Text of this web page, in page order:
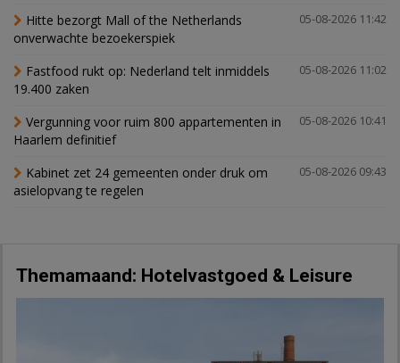
05-08-2026 11:42
Hitte bezorgt Mall of the Netherlands
onverwachte bezoekerspiek
05-08-2026 11:02
Fastfood rukt op: Nederland telt inmiddels
19.400 zaken
05-08-2026 10:41
Vergunning voor ruim 800 appartementen in
Haarlem definitief
05-08-2026 09:43
Kabinet zet 24 gemeenten onder druk om
asielopvang te regelen
Themamaand: Hotelvastgoed & Leisure